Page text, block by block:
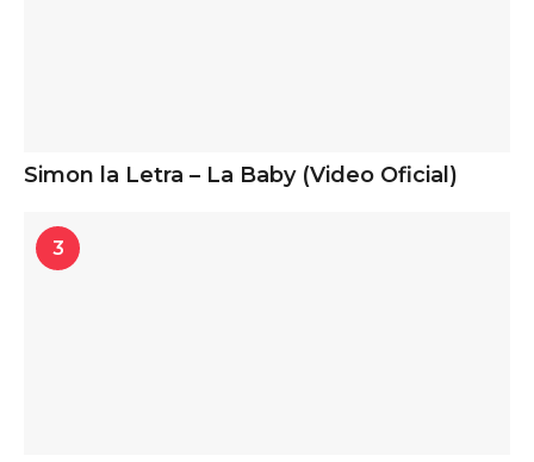
Simon la Letra – La Baby (Video Oficial)
3